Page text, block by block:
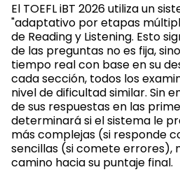
El TOEFL iBT 2026 utiliza un
"adaptativo por etapas
de Reading y Listening. Esto
de las preguntas no es fija,
tiempo real con base en su
cada sección, todos los
nivel de dificultad similar. Sin
de sus respuestas en las
determinará si el sistema le
más complejas (si responde
sencillas (si comete errores),
camino hacia su puntaje final.